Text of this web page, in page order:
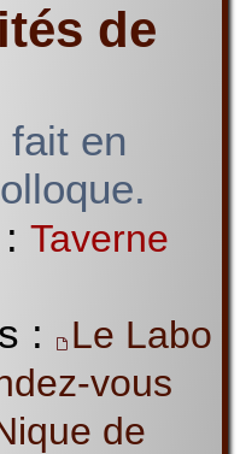
de
fait en
Taverne
:
Le Labo
vous
de